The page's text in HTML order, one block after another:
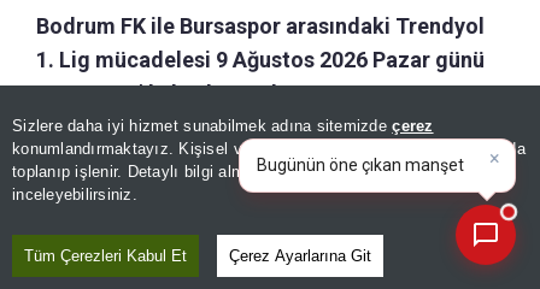
Sizlere daha iyi hizmet sunabilmek adına sitemizdeçerez
konumlandırmaktayız. Kişisel verileriniz, KVKK ve GDPR kapsamında
toplanıp işlenir. Detaylı bilgi almak içinAydınlatma Metnimizi
inceleyebilirsiniz.
Tüm Çerezleri Kabul Et Çerez Ayarlarına Git
Bodrum FK ile Bursaspor arasındaki Trendyol
1. Lig mücadelesi 9 Ağustos 2026 Pazar günü
saat 21.30'da başlayacak.
Sezonun ilk haftasında oynanacak karşılaşmanın
adresi Bodrum İlçe Stadyumu olacak.
GÜNÜN ÖZETİ
×
Bugünün öne çıkan manşetleri
ve gelişmeleri neler?